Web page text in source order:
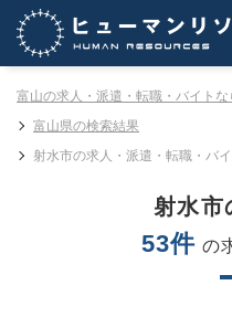
富山の求人・派遣・転職・バイト
富山県の検索結果
射水市の求人・派遣・転職・バ
射水市
53件 の